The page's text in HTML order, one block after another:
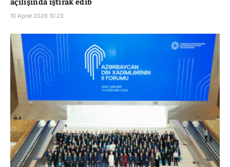
10 Aprel 2026 10:23